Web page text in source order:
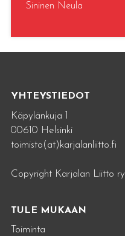
Sininen Neula
YHTEYSTIEDOT
Käpylänkuja 1
00610 Helsinki
toimisto(at)karjalanliitto.fi
Copyright Karjalan Liitto ry
TULE MUKAAN
Toiminta